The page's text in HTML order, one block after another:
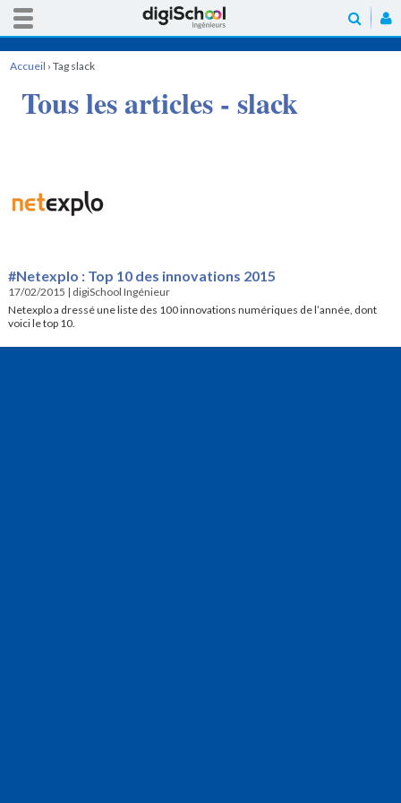
Accueil › Tag slack
Tous les articles - slack
#Netexplo : Top 10 des innovations 2015
17/02/2015 | digiSchool Ingénieur
Netexplo a dressé une liste des 100 innovations numériques de l’année, dont
voici le top 10.